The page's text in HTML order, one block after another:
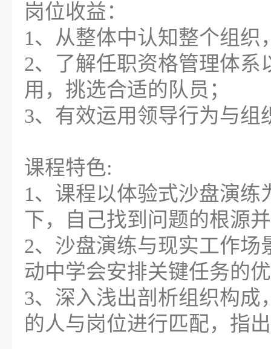
岗位收益：
1、从整体中认知整个组
2、了解任职资格管理体
用，挑选合适的队员；
3、有效运用领导行为与
课程特色:
1、课程以体验式沙盘演
下，自己找到问题的根源
2、沙盘演练与现实工作
动中学会安排关键任务的
3、深入浅出剖析组织构
的人与岗位进行匹配，指